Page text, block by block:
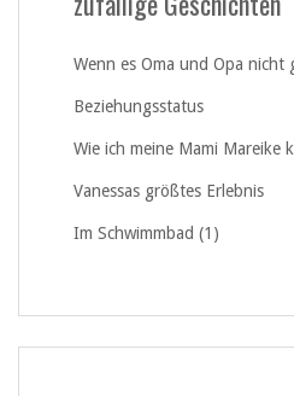
Wenn es Oma und Opa nicht
Beziehungsstatus
Wie ich meine Mami Mareike
Vanessas größtes Erlebnis
Im Schwimmbad (1)